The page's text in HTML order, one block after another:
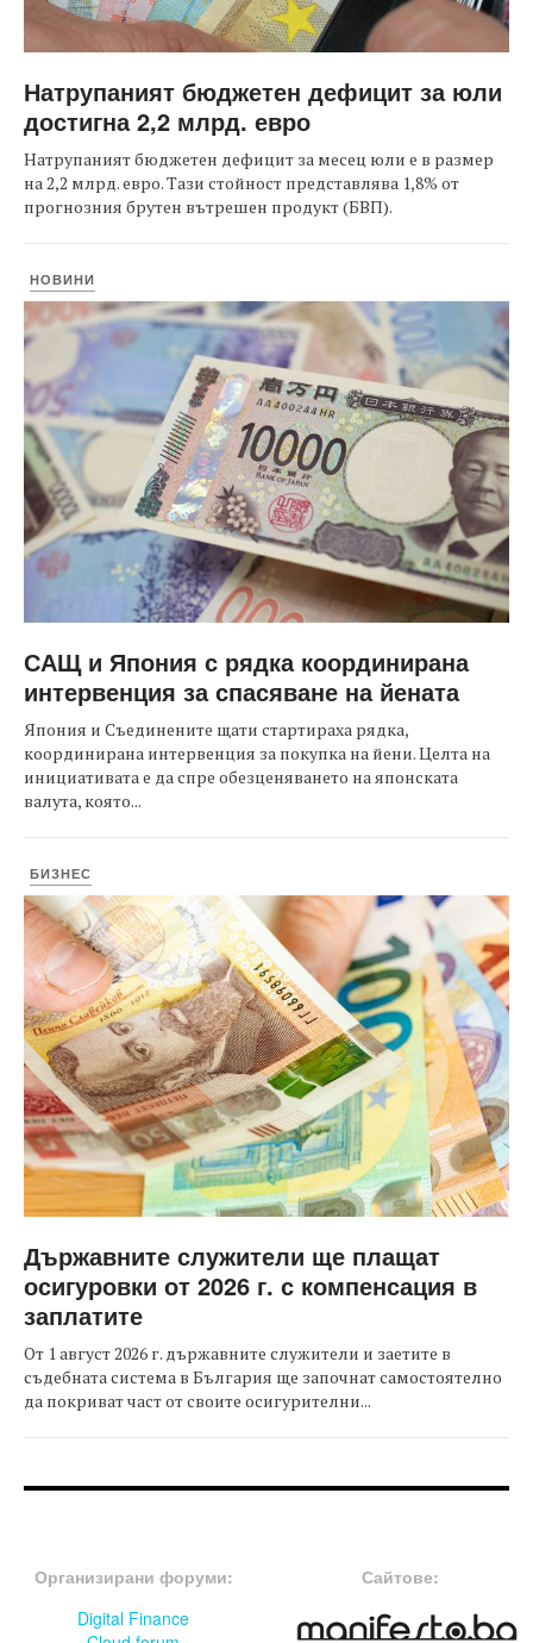
Натрупаният бюджетен дефицит за юли
достигна 2,2 млрд. евро
Натрупаният бюджетен дефицит за месец юли е в размер
на 2,2 млрд. евро. Тази стойност представлява 1,8% от
прогнозния брутен вътрешен продукт (БВП).
НОВИНИ
САЩ и Япония с рядка координирана
интервенция за спасяване на йената
Япония и Съединените щати стартираха рядка,
координирана интервенция за покупка на йени. Целта на
инициативата е да спре обезценяването на японската
валута, която...
БИЗНЕС
Държавните служители ще плащат
осигуровки от 2026 г. с компенсация в
заплатите
От 1 август 2026 г. държавните служители и заетите в
съдебната система в България ще започнат самостоятелно
да покриват част от своите осигурителни...
Организирани форуми:
Digital Finance
Сайтове: